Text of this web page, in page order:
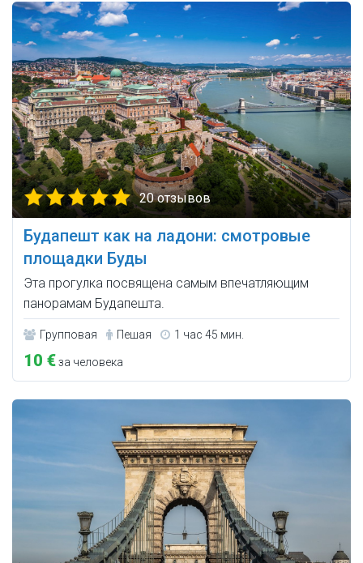
20 отзывов
Будапешт как на ладони: смотровые
площадки Буды
Эта прогулка посвящена самым впечатляющим
панорамам Будапешта.
Групповая Пешая 1 час 45 мин.
10 €за человека